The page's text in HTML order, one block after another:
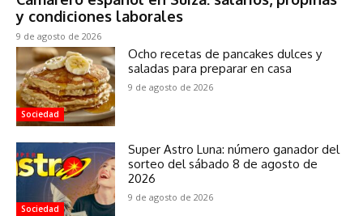
y condiciones laborales
9 de agosto de 2026
Sociedad
Ocho recetas de pancakes dulces y
saladas para preparar en casa
9 de agosto de 2026
Sociedad
Super Astro Luna: número ganador del
sorteo del sábado 8 de agosto de
2026
9 de agosto de 2026